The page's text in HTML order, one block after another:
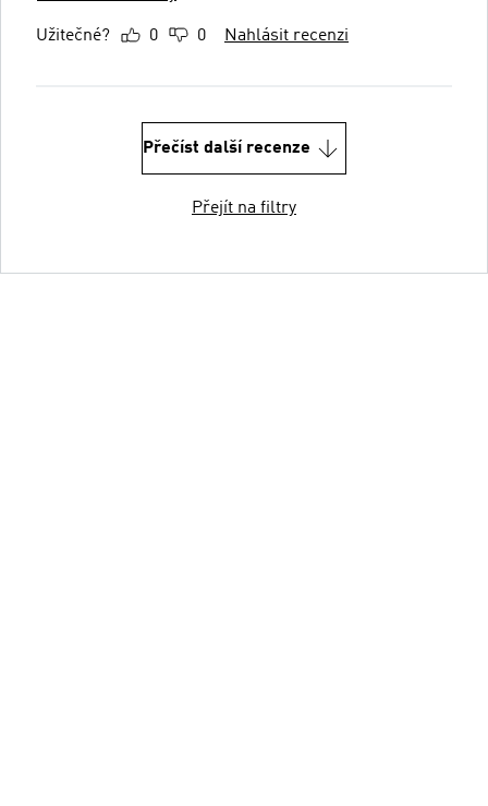
Užitečné? 0 0 Nahlásit recenzi
Přečíst další recenze
Přejít na filtry